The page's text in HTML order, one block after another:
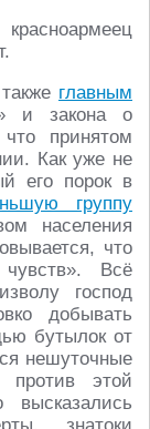
главным
и закона о
принятом
Как уже не
его порок в
группу
населения
что
чувств». Всё
господ
добывать
бутылок от
нешуточные
этой
высказались